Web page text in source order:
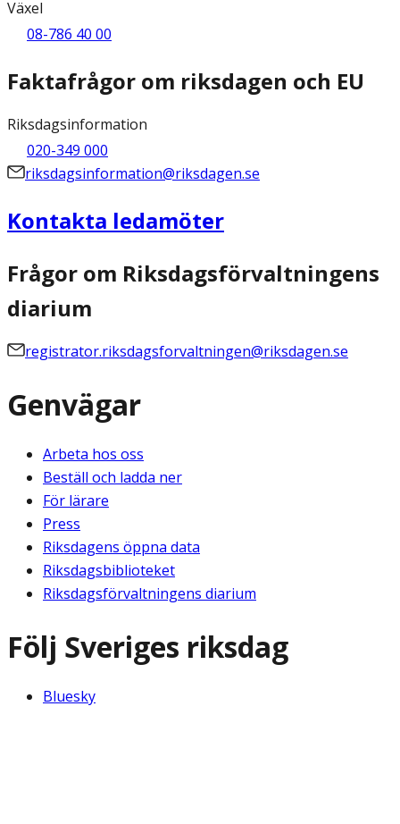
Växel
08-786 40 00
Faktafrågor om riksdagen och EU
Riksdagsinformation
020-349 000
riksdagsinformation@riksdagen.se
Kontakta ledamöter
Frågor om Riksdagsförvaltningens
diarium
registrator.riksdagsforvaltningen@riksdagen.se
Genvägar
Arbeta hos oss
Beställ och ladda ner
För lärare
Press
Riksdagens öppna data
Riksdagsbiblioteket
Riksdagsförvaltningens diarium
Följ Sveriges riksdag
Bluesky